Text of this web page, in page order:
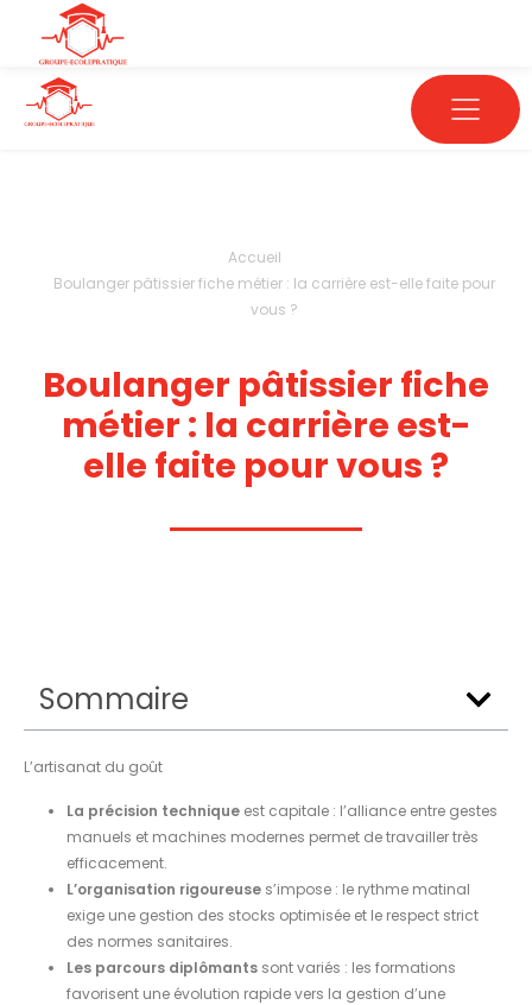
Accueil
Boulanger pâtissier fiche métier : la carrière est-elle faite pour
vous ?
Boulanger pâtissier fiche
métier : la carrière est-
elle faite pour vous ?
Sommaire
L’artisanat du goût
La précision technique est capitale : l’alliance entre gestes
manuels et machines modernes permet de travailler très
efficacement.
L’organisation rigoureuse s’impose : le rythme matinal
exige une gestion des stocks optimisée et le respect strict
des normes sanitaires.
Les parcours diplômants sont variés : les formations
favorisent une évolution rapide vers la gestion d’une